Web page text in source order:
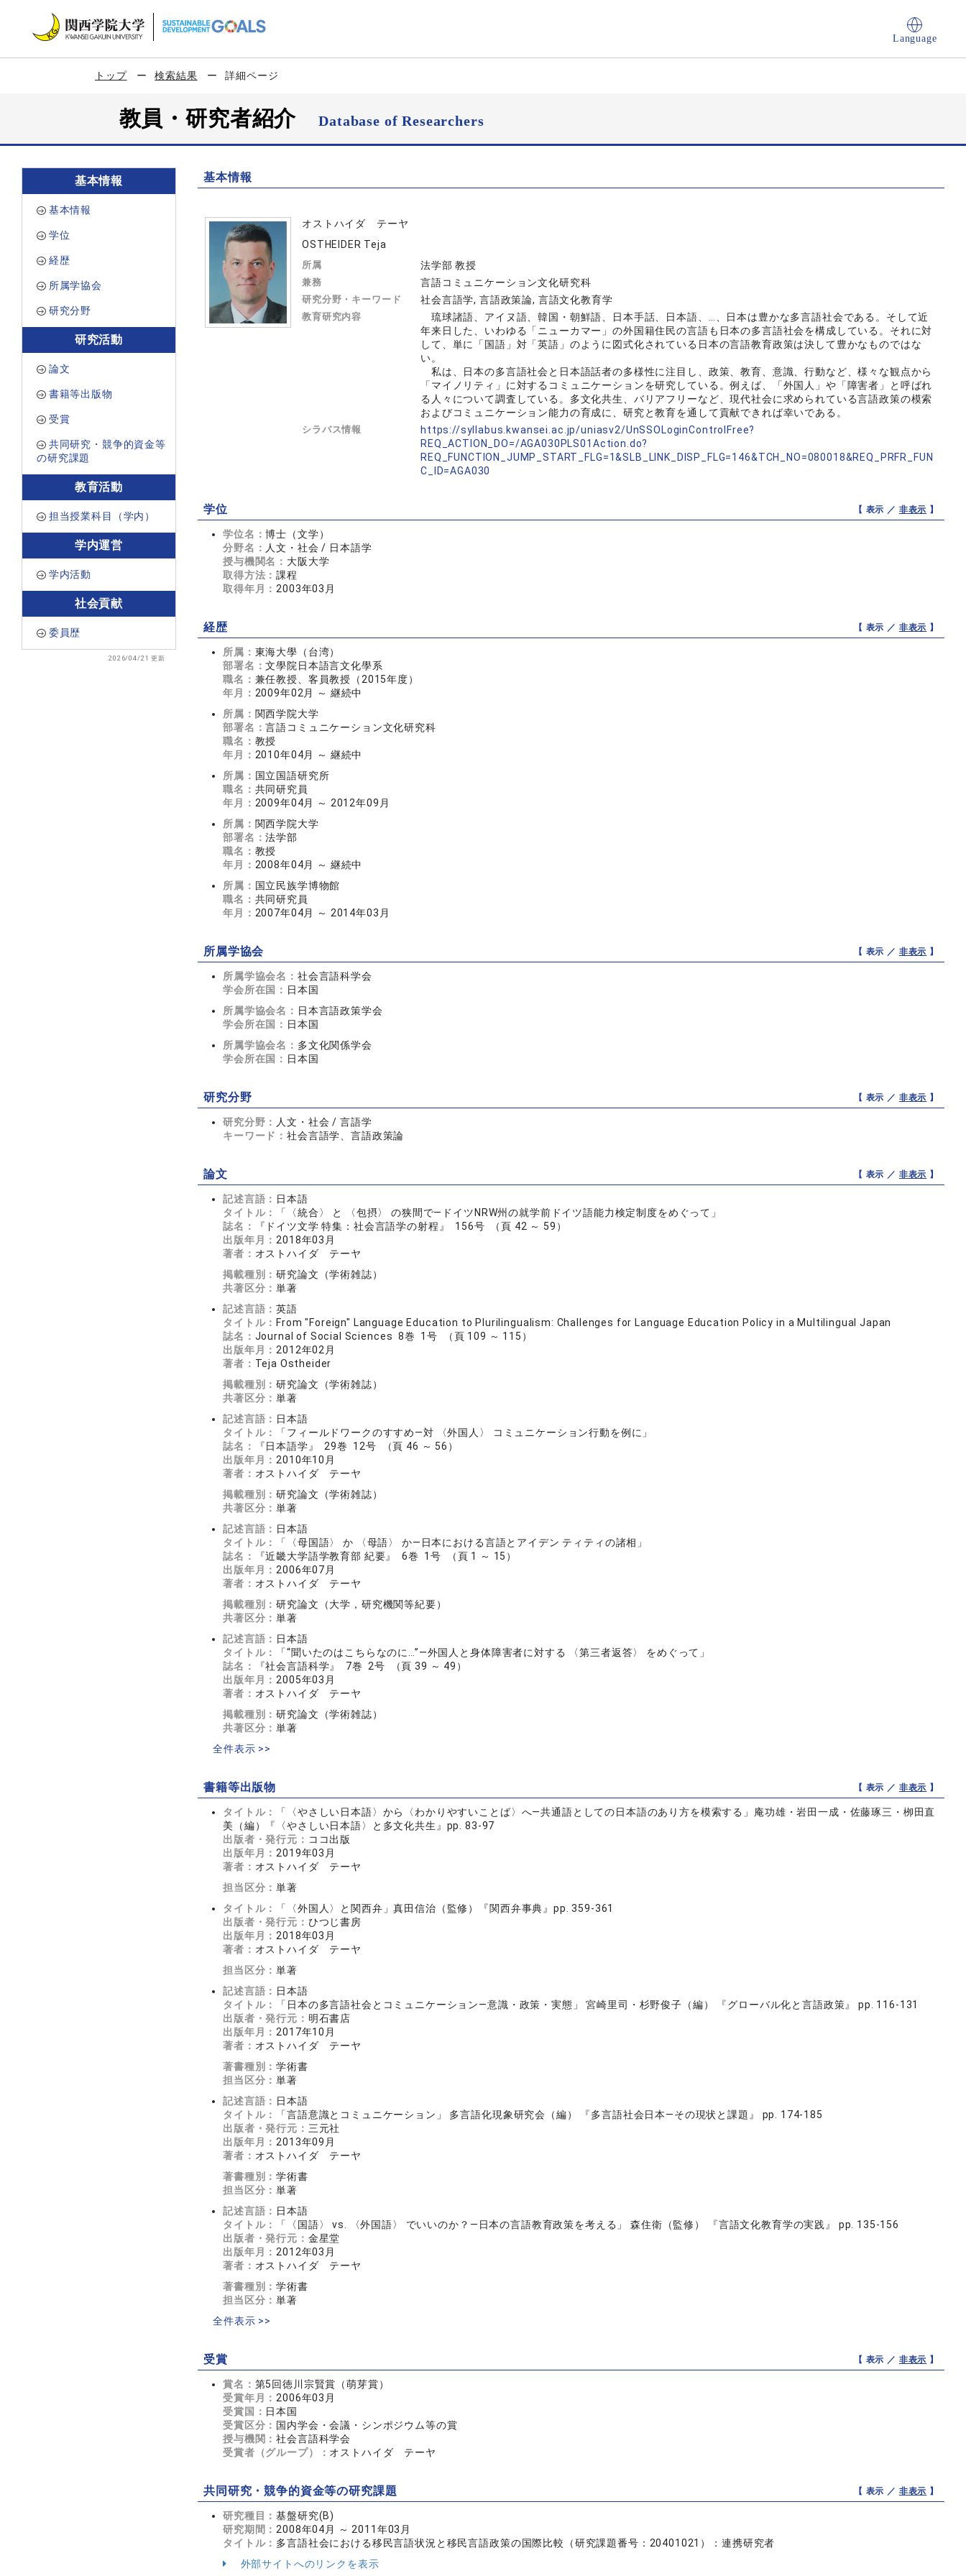
Language
トップ 検索結果 詳細ページ
教員・研究者紹介Database of Researchers
基本情報
基本情報
学位
経歴
所属学協会
研究分野
研究活動
論文
書籍等出版物
受賞
共同研究・競争的資金等
の研究課題
教育活動
担当授業科目（学内）
学内運営
学内活動
社会貢献
委員歴
2026/04/21 更新
基本情報
オストハイダ テーヤ
OSTHEIDER Teja
所属 法学部 教授
兼務 言語コミュニケーション文化研究科
研究分野・キーワード 社会言語学, 言語政策論, 言語文化教育学
教育研究内容
琉球諸語、アイヌ語、韓国・朝鮮語、日本手話、日本語、…、日本は豊かな多言語社会である。そして近
年来日した、いわゆる「ニューカマー」の外国籍住民の言語も日本の多言語社会を構成している。それに対
して、単に「国語」対「英語」のように図式化されている日本の言語教育政策は決して豊かなものではな
い。
私は、日本の多言語社会と日本語話者の多様性に注目し、政策、教育、意識、行動など、様々な観点から
「マイノリティ」に対するコミュニケーションを研究している。例えば、「外国人」や「障害者」と呼ばれ
る人々について調査している。多文化共生、バリアフリーなど、現代社会に求められている言語政策の模索
およびコミュニケーション能力の育成に、研究と教育を通して貢献できれば幸いである。
シラバス情報
https://syllabus.kwansei.ac.jp/uniasv2/UnSSOLoginControlFree?
REQ_ACTION_DO=/AGA030PLS01Action.do?
REQ_FUNCTION_JUMP_START_FLG=1&SLB_LINK_DISP_FLG=146&TCH_NO=080018&REQ_PRFR_FUN
C_ID=AGA030
学位 【 表示 ／ 非表示 】
学位名：博士（文学）
分野名： 人文・社会 / 日本語学
授与機関名： 大阪大学
取得方法：課程
取得年月： 2003年03月
経歴 【 表示 ／ 非表示 】
所属： 東海大學（台湾）
部署名：文學院日本語言文化學系
職名： 兼任教授、客員教授（2015年度）
年月： 2009年02月 ～ 継続中
所属： 関西学院大学
部署名：言語コミュニケーション文化研究科
職名： 教授
年月： 2010年04月 ～ 継続中
所属： 国立国語研究所
職名： 共同研究員
年月： 2009年04月 ～ 2012年09月
所属： 関西学院大学
部署名：法学部
職名： 教授
年月： 2008年04月 ～ 継続中
所属： 国立民族学博物館
職名： 共同研究員
年月： 2007年04月 ～ 2014年03月
所属学協会 【 表示 ／ 非表示 】
所属学協会名： 社会言語科学会
学会所在国： 日本国
所属学協会名： 日本言語政策学会
学会所在国： 日本国
所属学協会名： 多文化関係学会
学会所在国： 日本国
研究分野 【 表示 ／ 非表示 】
研究分野： 人文・社会 / 言語学
キーワード：社会言語学、言語政策論
論文 【 表示 ／ 非表示 】
記述言語： 日本語
タイトル：
「〈統合〉 と 〈包摂〉 の狭間で―ドイツNRW州の就学前ドイツ語能力検定制度をめぐって」
誌名：
『ドイツ文学 特集：社会言語学の射程』 156号 （頁 42 ～ 59）
出版年月： 2018年03月
著者： オストハイダ テーヤ
掲載種別：研究論文（学術雑誌）
共著区分：単著
記述言語：英語
タイトル： From "Foreign" Language Education to Plurilingualism: Challenges for Language Education Policy in a Multilingual Japan
誌名： Journal of Social Sciences 8巻 1号 （頁 109 ～ 115）
出版年月： 2012年02月
著者： Teja Ostheider
掲載種別：研究論文（学術雑誌）
共著区分：単著
記述言語： 日本語
タイトル：
「フィールドワークのすすめ―対 〈外国人〉 コミュニケーション行動を例に」
誌名：
『日本語学』 29巻 12号 （頁 46 ～ 56）
出版年月： 2010年10月
著者： オストハイダ テーヤ
掲載種別：研究論文（学術雑誌）
共著区分：単著
記述言語： 日本語
タイトル：
「〈母国語〉 か 〈母語〉 か―日本における言語とアイデン ティティの諸相」
誌名：
『近畿大学語学教育部 紀要』 6巻 1号 （頁 1 ～ 15）
出版年月： 2006年07月
著者： オストハイダ テーヤ
掲載種別：研究論文（大学，研究機関等紀要）
共著区分：単著
記述言語： 日本語
タイトル：
「“聞いたのはこちらなのに…”―外国人と身体障害者に対する 〈第三者返答〉 をめぐって」
誌名：
『社会言語科学』 7巻 2号 （頁 39 ～ 49）
出版年月： 2005年03月
著者： オストハイダ テーヤ
掲載種別：研究論文（学術雑誌）
共著区分：単著
全件表示 >>
書籍等出版物 【 表示 ／ 非表示 】
タイトル：
「〈やさしい日本語〉から〈わかりやすいことば〉へ―共通語としての日本語のあり方を模索する」庵功雄・岩田一成・佐藤琢三・栁田直
美（編）『〈やさしい日本語〉と多文化共生』pp. 83-97
出版者・発行元： ココ出版
出版年月： 2019年03月
著者： オストハイダ テーヤ
担当区分：単著
タイトル：
「〈外国人〉と関西弁」真田信治（監修）『関西弁事典』pp. 359-361
出版者・発行元： ひつじ書房
出版年月： 2018年03月
著者： オストハイダ テーヤ
担当区分：単著
記述言語： 日本語
タイトル：
「日本の多言語社会とコミュニケーション―意識・政策・実態」 宮崎里司・杉野俊子（編） 『グローバル化と言語政策』 pp. 116-131
出版者・発行元： 明石書店
出版年月： 2017年10月
著者： オストハイダ テーヤ
著書種別：学術書
担当区分：単著
記述言語： 日本語
タイトル：
「言語意識とコミュニケーション」 多言語化現象研究会（編） 『多言語社会日本―その現状と課題』 pp. 174-185
出版者・発行元： 三元社
出版年月： 2013年09月
著者： オストハイダ テーヤ
著書種別：学術書
担当区分：単著
記述言語： 日本語
タイトル：
「〈国語〉 vs. 〈外国語〉 でいいのか？―日本の言語教育政策を考える」 森住衛（監修） 『言語文化教育学の実践』 pp. 135-156
出版者・発行元： 金星堂
出版年月： 2012年03月
著者： オストハイダ テーヤ
著書種別：学術書
担当区分：単著
全件表示 >>
受賞 【 表示 ／ 非表示 】
賞名： 第5回徳川宗賢賞（萌芽賞）
受賞年月： 2006年03月
受賞国： 日本国
受賞区分： 国内学会・会議・シンポジウム等の賞
授与機関：社会言語科学会
受賞者（グループ）： オストハイダ テーヤ
共同研究・競争的資金等の研究課題 【 表示 ／ 非表示 】
研究種目：基盤研究(B)
研究期間： 2008年04月 ～ 2011年03月
タイトル： 多言語社会における移民言語状況と移民言語政策の国際比較（研究課題番号：20401021）：連携研究者
外部サイトへのリンクを表示